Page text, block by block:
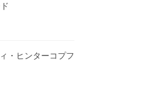
・ヒンターコプフ